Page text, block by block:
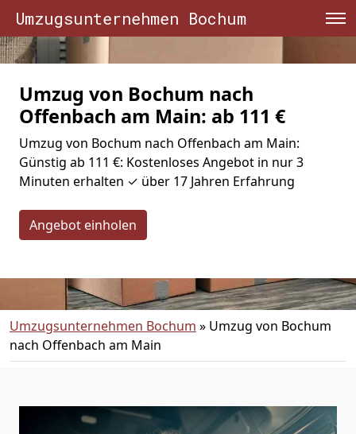
Umzugsunternehmen Bochum
Umzug von Bochum nach
Offenbach am Main: ab 111 €
Umzug von Bochum nach Offenbach am Main:
Günstig ab 111 €: Kostenloses Angebot in nur 3
Minuten erhalten ✓ über 17 Jahren Erfahrung
Angebot einholen
Umzugsunternehmen Bochum » Umzug von Bochum
nach Offenbach am Main